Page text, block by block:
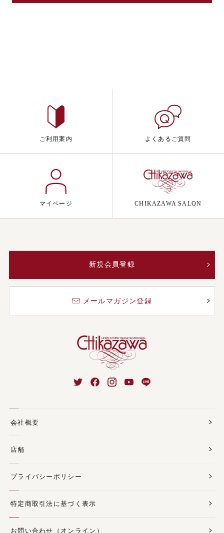
ご利用案内 よくあるご質問
マイページ CHIKAZAWA SALON
新規会員登録
メールマガジン登録
会社概要
店舗
プライバシーポリシー
特定商取引法に基づく表示
お問い合わせ（オンライン）